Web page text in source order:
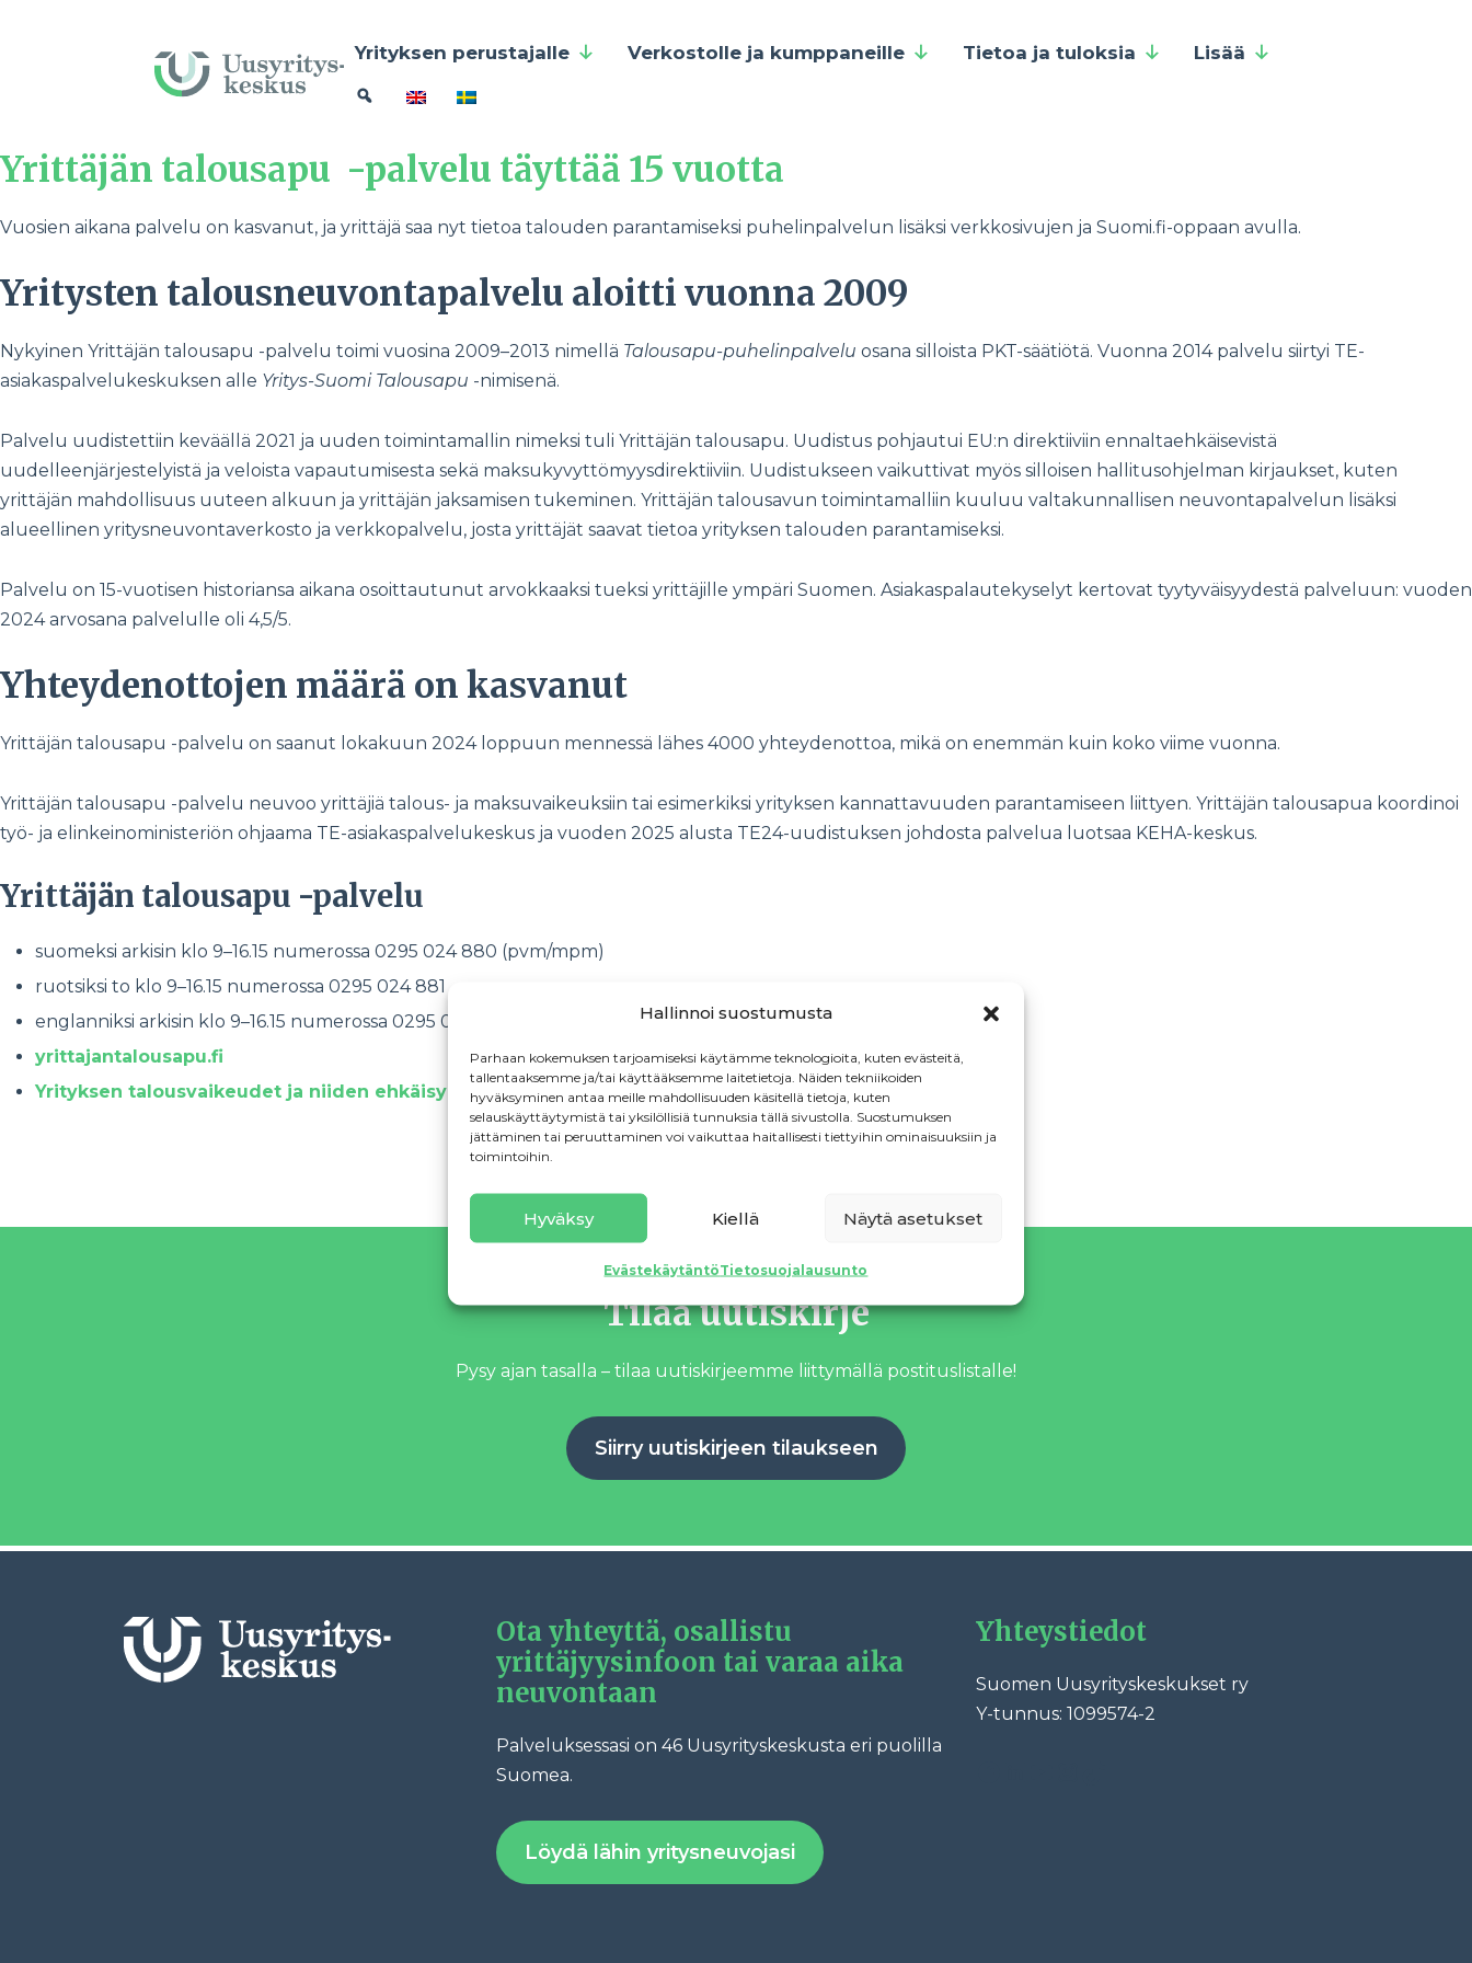
Hallinnoi suostumusta
Parhaan kokemuksen tarjoamiseksi käytämme teknologioita, kuten evästeitä,
tallentaaksemme ja/tai käyttääksemme laitetietoja. Näiden tekniikoiden
hyväksyminen antaa meille mahdollisuuden käsitellä tietoja, kuten
selauskäyttäytymistä tai yksilöllisiä tunnuksia tällä sivustolla. Suostumuksen
jättäminen tai peruuttaminen voi vaikuttaa haitallisesti tiettyihin ominaisuuksiin ja
toimintoihin.
Hyväksy Kiellä Näytä asetukset
EvästekäytäntöTietosuojalausunto
Yrityksen perustajalle Verkostolle ja kumppaneille Tietoa ja tuloksia Lisää
Yrittäjän talousapu -palvelu täyttää 15 vuotta
Vuosien aikana palvelu on kasvanut, ja yrittäjä saa nyt tietoa talouden parantamiseksi puhelinpalvelun lisäksi verkkosivujen ja Suomi.fi-oppaan avulla.
Yritysten talousneuvontapalvelu aloitti vuonna 2009
Nykyinen Yrittäjän talousapu -palvelu toimi vuosina 2009–2013 nimellä Talousapu-puhelinpalvelu osana silloista PKT-säätiötä​. Vuonna 2014 palvelu siirtyi TE-
asiakaspalvelukeskuksen alle Yritys-Suomi Talousapu -nimisenä.
Palvelu uudistettiin keväällä 2021 ja uuden toimintamallin nimeksi tuli Yrittäjän talousapu. Uudistus pohjautui EU:n direktiiviin ennaltaehkäisevistä
uudelleenjärjestelyistä ja veloista vapautumisesta sekä maksukyvyttömyysdirektiiviin. Uudistukseen vaikuttivat myös silloisen hallitusohjelman kirjaukset, kuten
yrittäjän mahdollisuus uuteen alkuun ja yrittäjän jaksamisen tukeminen. Yrittäjän talousavun toimintamalliin kuuluu valtakunnallisen neuvontapalvelun lisäksi
alueellinen yritysneuvontaverkosto ja verkkopalvelu, josta yrittäjät saavat tietoa yrityksen talouden parantamiseksi.
Palvelu on 15-vuotisen historiansa aikana osoittautunut arvokkaaksi tueksi yrittäjille ympäri Suomen. Asiakaspalautekyselyt kertovat tyytyväisyydestä palveluun: vuoden
2024 arvosana palvelulle oli 4,5/5.
Yhteydenottojen määrä on kasvanut
Yrittäjän talousapu -palvelu on saanut lokakuun 2024 loppuun mennessä lähes 4000 yhteydenottoa, mikä on enemmän kuin koko viime vuonna.
Yrittäjän talousapu -palvelu neuvoo yrittäjiä talous- ja maksuvaikeuksiin tai esimerkiksi yrityksen kannattavuuden parantamiseen liittyen. Yrittäjän talousapua koordinoi
työ- ja elinkeinoministeriön ohjaama TE-asiakaspalvelukeskus ja vuoden 2025 alusta TE24-uudistuksen johdosta palvelua luotsaa KEHA-keskus.
Yrittäjän talousapu -palvelu
suomeksi arkisin klo 9–16.15 numerossa 0295 024 880 (pvm/mpm)
ruotsiksi to klo 9–16.15 numerossa 0295 024 881
englanniksi arkisin klo 9–16.15 numerossa 0295 024 882
yrittajantalousapu.fi
Yrityksen talousvaikeudet ja niiden ehkäisy -opas (suomi.fi)
Tilaa uutiskirje
Pysy ajan tasalla – tilaa uutiskirjeemme liittymällä postituslistalle!
Siirry uutiskirjeen tilaukseen
Ota yhteyttä, osallistu
yrittäjyysinfoon tai varaa aika
neuvontaan
Palveluksessasi on 46 Uusyrityskeskusta eri puolilla
Suomea.
Löydä lähin yritysneuvojasi
Yhteystiedot
Suomen Uusyrityskeskukset ry
Y-tunnus: 1099574-2